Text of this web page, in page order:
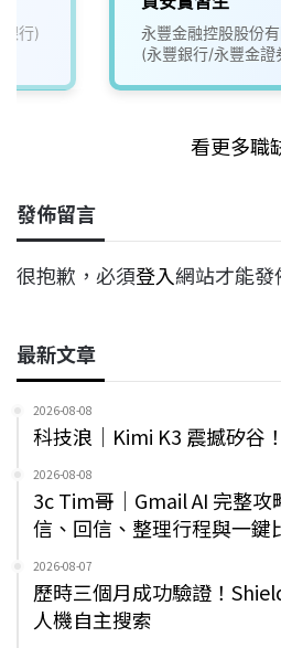
行)
永豐金融控股股份
(永豐銀行/永豐金證
看更多職
發佈留言
很抱歉，必須登入網站才能發
最新文章
2026-08-08
科技浪｜Kimi K3 震撼矽谷
2026-08-08
3c Tim哥｜Gmail AI 完整
信、回信、整理行程與一鍵
2026-08-07
歷時三個月成功驗證！
人機自主搜索